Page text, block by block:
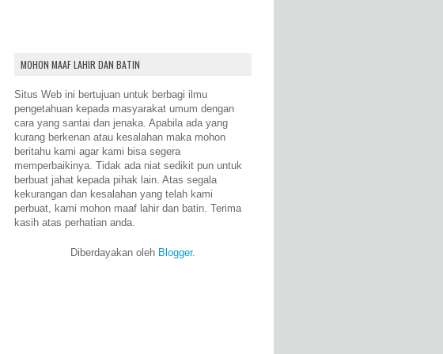
MOHON MAAF LAHIR DAN BATIN
Situs Web ini bertujuan untuk berbagi ilmu
pengetahuan kepada masyarakat umum dengan
cara yang santai dan jenaka. Apabila ada yang
kurang berkenan atau kesalahan maka mohon
beritahu kami agar kami bisa segera
memperbaikinya. Tidak ada niat sedikit pun untuk
berbuat jahat kepada pihak lain. Atas segala
kekurangan dan kesalahan yang telah kami
perbuat, kami mohon maaf lahir dan batin. Terima
kasih atas perhatian anda.
Diberdayakan oleh Blogger.